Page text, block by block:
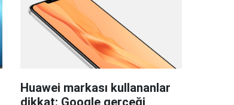
Huawei markası kullananlar
dikkat: Google gerçeği